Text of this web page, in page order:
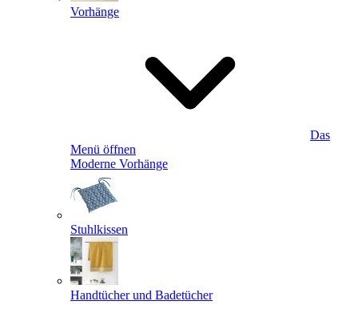
Vorhänge
Das
Menü öffnen
Moderne Vorhänge
Stuhlkissen
Handtücher und Badetücher